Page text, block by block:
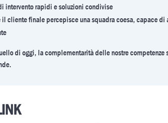
intervento rapidi e soluzioni condivise
cliente finale percepisce una squadra coesa, capace di
di oggi, la complementarità delle nostre competenze